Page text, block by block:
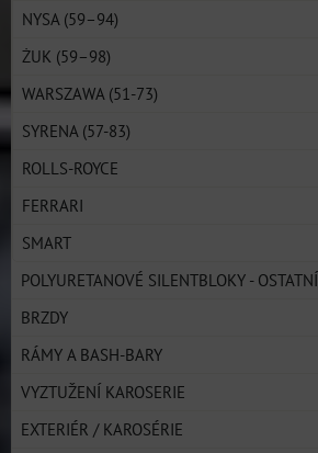
NYSA (59–94)
ŻUK (59–98)
WARSZAWA (51-73)
SYRENA (57-83)
ROLLS-ROYCE
FERRARI
SMART
POLYURETANOVÉ SILENTBLOKY - OSTATNÍ
BRZDY
RÁMY A BASH-BARY
VYZTUŽENÍ KAROSERIE
EXTERIÉR / KAROSÉRIE